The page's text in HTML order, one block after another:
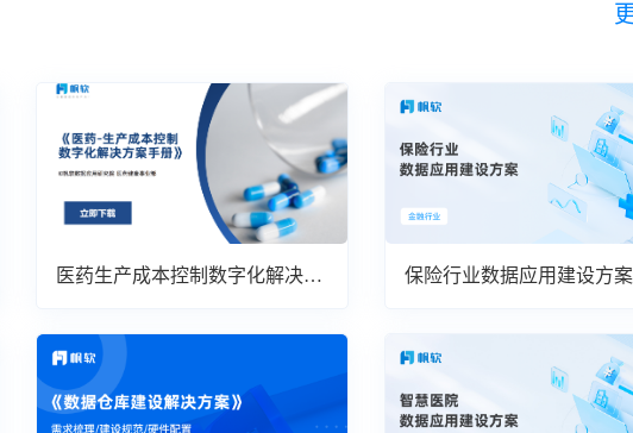
医药生产成本控制数字化解决方
保险行业数据应用建设方案